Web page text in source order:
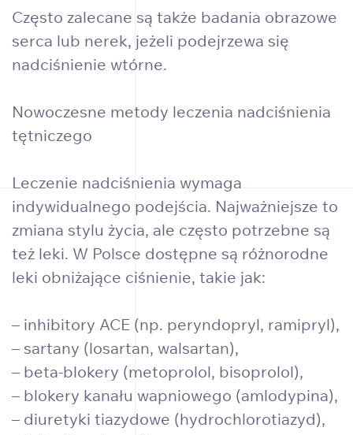
Często zalecane są także badania obrazowe
serca lub nerek, jeżeli podejrzewa się
nadciśnienie wtórne.
Nowoczesne metody leczenia nadciśnienia
tętniczego
Leczenie nadciśnienia wymaga
indywidualnego podejścia. Najważniejsze to
zmiana stylu życia, ale często potrzebne są
też leki. W Polsce dostępne są różnorodne
leki obniżające ciśnienie, takie jak:
– inhibitory ACE (np. peryndopryl, ramipryl),
– sartany (losartan, walsartan),
– beta-blokery (metoprolol, bisoprolol),
– blokery kanału wapniowego (amlodypina),
– diuretyki tiazydowe (hydrochlorotiazyd),